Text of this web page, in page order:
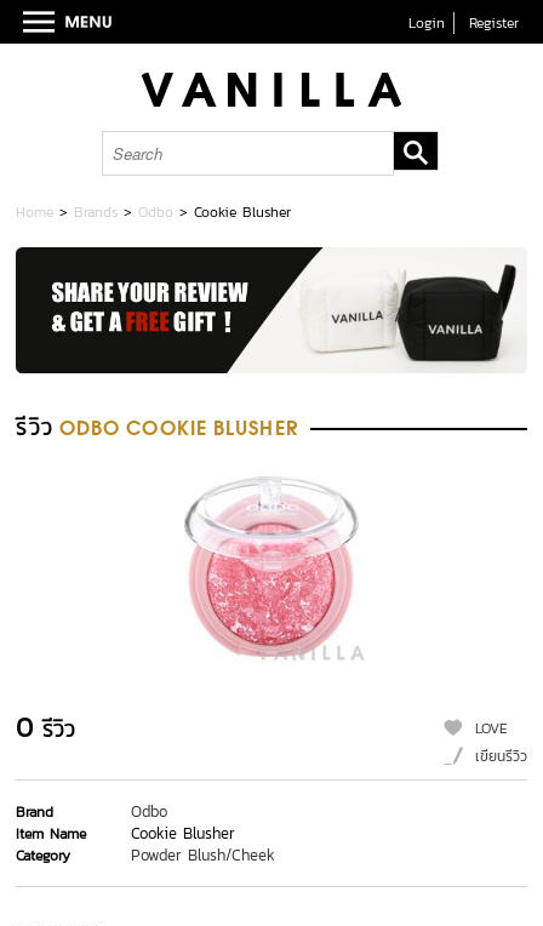
Login Register
Home > Brands > Odbo >Cookie Blusher
รีวิว ODBO COOKIE BLUSHER
0 รีวิว
LOVE
เขียนรีวิว
Brand Odbo
Item Name Cookie Blusher
Category Powder Blush/Cheek